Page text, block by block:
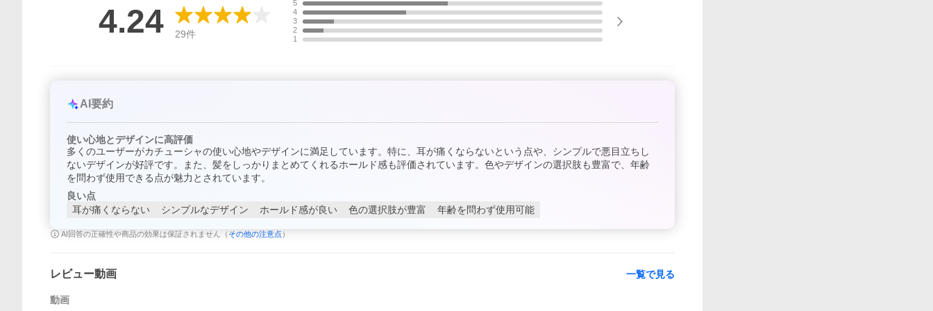
4.24 29件
5
4
3
2
1
AI要約
使い心地とデザインに高評価
多くのユーザーがカチューシャの使い心地やデザインに満足しています。特に、耳が痛くならないという点や、シンプルで悪目立ちし
ないデザインが好評です。また、髪をしっかりまとめてくれるホールド感も評価されています。色やデザインの選択肢も豊富で、年齢
を問わず使用できる点が魅力とされています。
良い点
耳が痛くならない
シンプルなデザイン ホールド感が良い 色の選択肢が豊富 年齢を問わず使用可能
AI回答の正確性や商品の効果は保証されません（ その他の注意点 ）
レビュー動画 一覧で見る
動画